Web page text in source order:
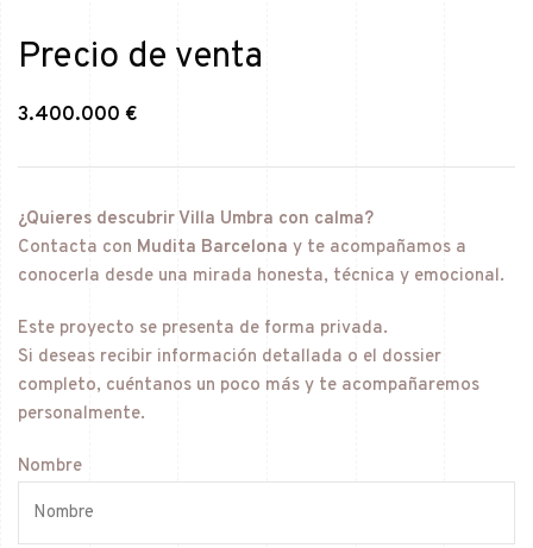
Precio de venta
3.400.000 €
¿Quieres descubrir Villa Umbra con calma?
Contacta con Mudita Barcelona y te acompañamos a
conocerla desde una mirada honesta, técnica y emocional.
Este proyecto se presenta de forma privada.
Si deseas recibir información detallada o el dossier
completo, cuéntanos un poco más y te acompañaremos
personalmente.
Nombre